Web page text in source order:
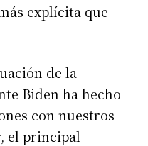
explícita que
de la
Biden ha hecho
con nuestros
el principal